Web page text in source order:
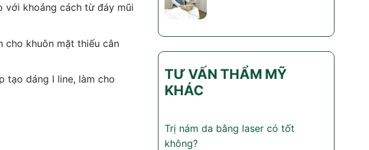
với khoảng cách từ đáy mũi
cho khuôn mặt thiếu cân
tạo dáng I line, làm cho
TƯ VẤN THẨM MỸ
KHÁC
Trị nám da bằng laser có tốt
không?